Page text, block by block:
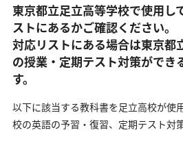
東京都立足立高等学校で使用し
ストにあるかご確認ください。
対応リストにある場合は東京都
の授業・定期テスト対策ができ
す。
以下に該当する教科書を足立高校が使
校の英語の予習・復習、定期テスト対